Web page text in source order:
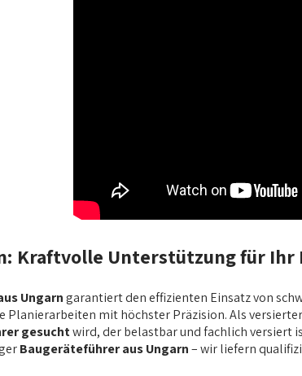
Kraftvolle Unterstützung für Ihr
Ungarngarantiert den effizienten Einsatz von
Planierarbeiten mit höchster Präzision. Als versierter
gesuchtwird, der belastbar und fachlich versiert
Baugeräteführer aus Ungarn– wir liefern